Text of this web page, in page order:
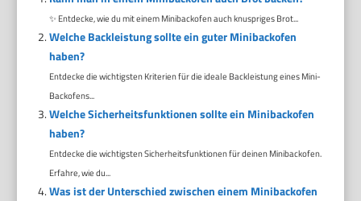
✨ Entdecke, wie du mit einem Minibackofen auch knuspriges Brot...
Welche Backleistung sollte ein guter Minibackofen
haben?
Entdecke die wichtigsten Kriterien für die ideale Backleistung eines Mini-
Backofens...
Welche Sicherheitsfunktionen sollte ein Minibackofen
haben?
Entdecke die wichtigsten Sicherheitsfunktionen für deinen Minibackofen.
Erfahre, wie du...
Was ist der Unterschied zwischen einem Minibackofen